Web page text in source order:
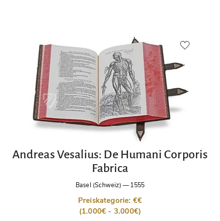
Andreas Vesalius: De Humani Corporis
Fabrica
Basel (Schweiz) —1555
Preiskategorie: €€
(1.000€ - 3.000€)